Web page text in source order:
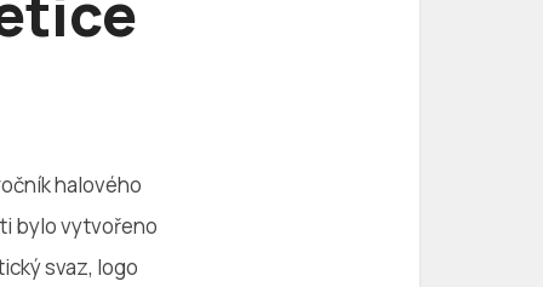
halového
bylo vytvořeno
svaz, logo